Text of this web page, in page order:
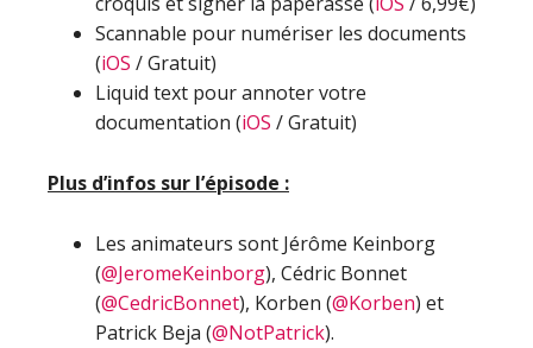
Scannable pour numériser les documents
(iOS / Gratuit)
Liquid text pour annoter votre
documentation (iOS / Gratuit)
Plus d’infos sur l’épisode :
Les animateurs sont Jérôme Keinborg
(@JeromeKeinborg), Cédric Bonnet
(@CedricBonnet), Korben (@Korben) et
Patrick Beja (@NotPatrick).